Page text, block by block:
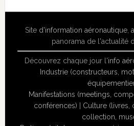
Site d'information aéronautique,
panorama de l'actualité
Découvrez chaque jour l'info
Industrie (constructeurs,
Manifestations (meetings,
conférences)
Culture (livres,
collection,